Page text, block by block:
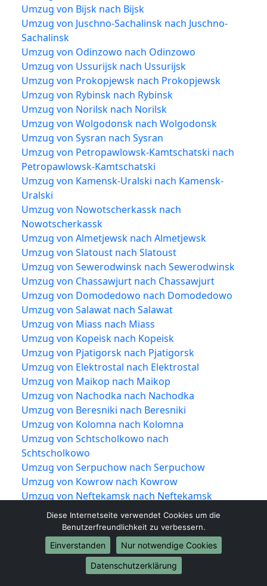
Umzug von Bijsk nach Bijsk
Umzug von Juschno-Sachalinsk nach Juschno-
Sachalinsk
Umzug von Odinzowo nach Odinzowo
Umzug von Ussurijsk nach Ussurijsk
Umzug von Prokopjewsk nach Prokopjewsk
Umzug von Rybinsk nach Rybinsk
Umzug von Norilsk nach Norilsk
Umzug von Wolgodonsk nach Wolgodonsk
Umzug von Sysran nach Sysran
Umzug von Petropawlowsk-Kamtschatski nach
Petropawlowsk-Kamtschatski
Umzug von Kamensk-Uralski nach Kamensk-
Uralski
Umzug von Nowotscherkassk nach
Nowotscherkassk
Umzug von Almetjewsk nach Almetjewsk
Umzug von Slatoust nach Slatoust
Umzug von Sewerodwinsk nach Sewerodwinsk
Umzug von Chassawjurt nach Chassawjurt
Umzug von Domodedowo nach Domodedowo
Umzug von Salawat nach Salawat
Umzug von Miass nach Miass
Umzug von Kopeisk nach Kopeisk
Umzug von Pjatigorsk nach Pjatigorsk
Umzug von Elektrostal nach Elektrostal
Umzug von Maikop nach Maikop
Umzug von Nachodka nach Nachodka
Umzug von Beresniki nach Beresniki
Umzug von Kolomna nach Kolomna
Umzug von Schtscholkowo nach
Schtscholkowo
Umzug von Serpuchow nach Serpuchow
Umzug von Kowrow nach Kowrow
Umzug von Neftekamsk nach Neftekamsk
Umzug von Kislowodsk nach Kislowodsk
Umzug von Bataisk nach Bataisk
Umzug von Rubzowsk nach Rubzowsk
Umzug von Obninsk nach Obninsk
Umzug von Kysyl nach Kysyl
Diese Internetseite verwendet Cookies um die
Benutzerfreundlichkeit zu verbessern.
Einverstanden
Nur notwendige Cookies
Datenschutzerklärung